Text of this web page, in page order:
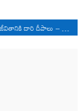
నా జీవితానికి దారి దీపాలు – రాఘ‌వ‌